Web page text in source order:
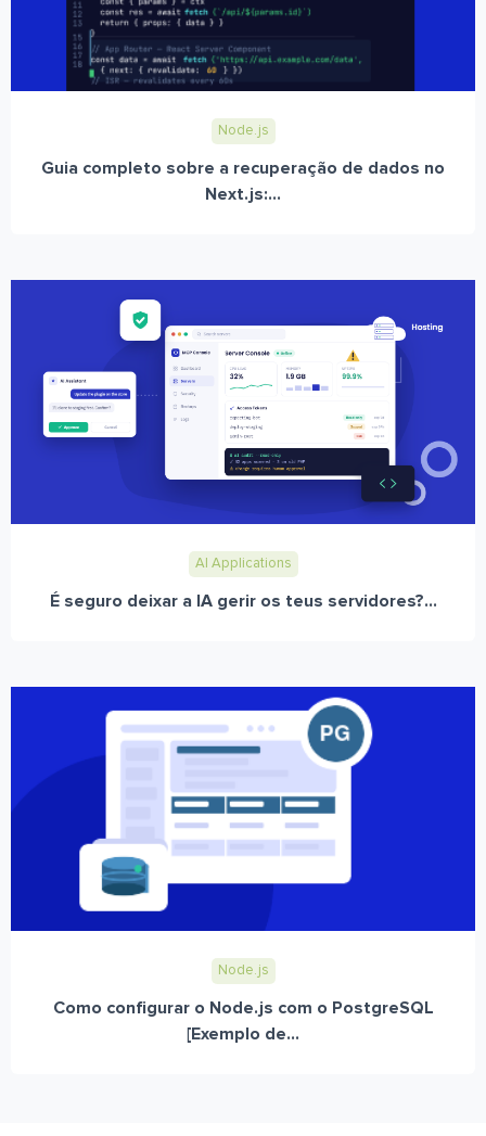
Node.js
Guia completo sobre a recuperação de dados no
Next.js:...
AI Applications
É seguro deixar a IA gerir os teus servidores?...
Node.js
Como configurar o Node.js com o PostgreSQL
[Exemplo de...